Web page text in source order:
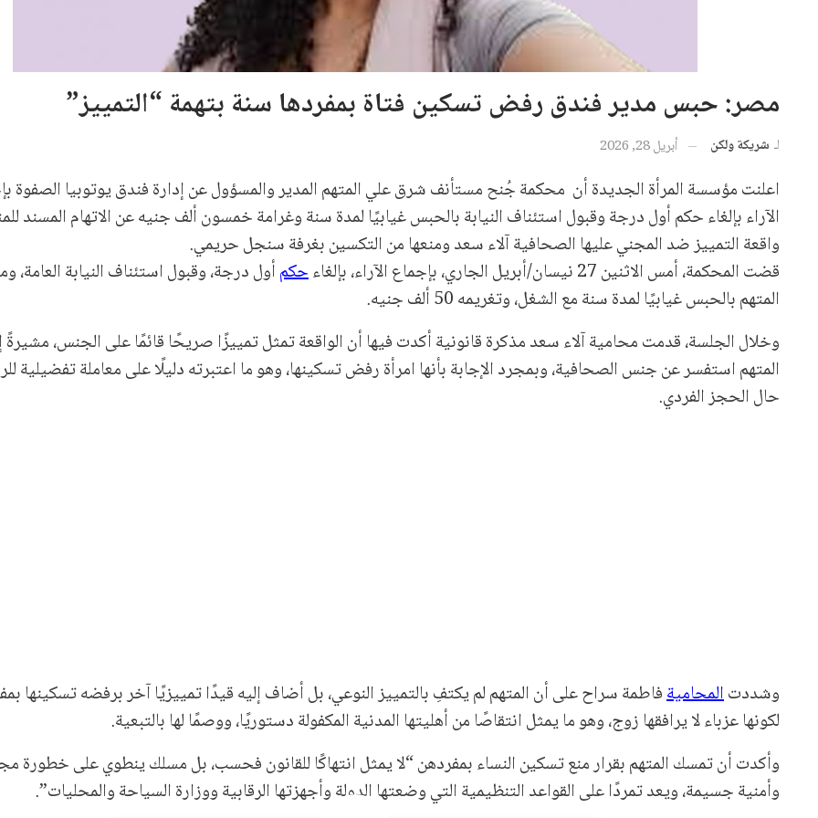
مصر: حبس مدير فندق رفض تسكين فتاة بمفردها سنة بتهمة “التمييز”
لـ شريكة ولكن أبريل 28, 2026
اعلنت مؤسسة المرأة الجديدة أن محكمة جُنح مستأنف شرق علي المتهم المدير والمسؤول عن إدارة فندق يوتوبيا الصفوة
الآراء بإلغاء حكم أول درجة وقبول استئناف النيابة بالحبس غيابيًا لمدة سنة وغرامة خمسون ألف جنيه عن الاتهام المسند
واقعة التمييز ضد المجني عليها الصحافية آلاء سعد ومنعها من التكسين بغرفة سنجل حريمي.
قضت المحكمة، أمس الاثنين 27 نيسان/أبريل الجاري، بإجماع الآراء، بإلغاء
حكمأول درجة، وقبول استئناف النيابة العامة،
المتهم بالحبس غيابيًا لمدة سنة مع الشغل، وتغريمه 50 ألف جنيه.
وخلال الجلسة، قدمت محامية آلاء سعد مذكرة قانونية أكدت فيها أن الواقعة تمثل تمييزًا صريحًا قائمًا على الجنس، مشيرةً
المتهم استفسر عن جنس الصحافية، وبمجرد الإجابة بأنها امرأة رفض تسكينها، وهو ما اعتبرته دليلًا على معاملة تفضيلية
حال الحجز الفردي.
وشددتالمحاميةفاطمة سراح على أن المتهم لم يكتفِ بالتمييز النوعي، بل أضاف إليه قيدًا تمييزيًا آخر برفضه تسكينها
لكونها عزباء لا يرافقها زوج، وهو ما يمثل انتقاصًا من أهليتها المدنية المكفولة دستوريًا، ووصمًا لها بالتبعية.
وأكدت أن تمسك المتهم بقرار منع تسكين النساء بمفردهن “لا يمثل انتهاكًا للقانون فحسب، بل مسلك ينطوي على خطورة
وأمنية جسيمة، ويعد تمردًا على القواعد التنظيمية التي وضعتها الدولة وأجهزتها الرقابية ووزارة السياحة والمحليات”.